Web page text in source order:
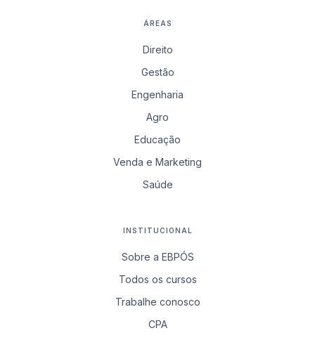
ÁREAS
Direito
Gestão
Engenharia
Agro
Educação
Venda e Marketing
Saúde
INSTITUCIONAL
Sobre a EBPÓS
Todos os cursos
Trabalhe conosco
CPA